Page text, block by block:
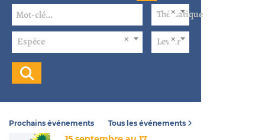
Thématique
Espèce Levier
Prochains événements Tous les événements